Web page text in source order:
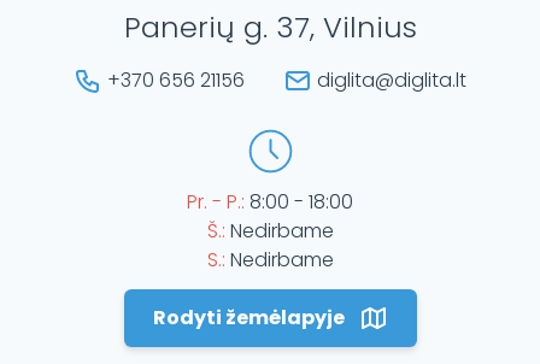
Panerių g. 37, Vilnius
+370 656 21156 diglita@diglita.lt
Pr. - P.: 8:00 - 18:00
Š.: Nedirbame
S.: Nedirbame
Rodyti žemėlapyje